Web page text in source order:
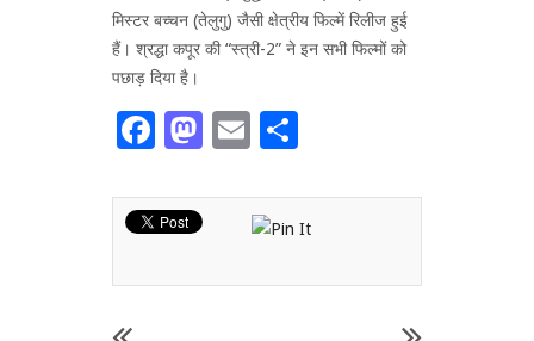
मिस्टर बच्चन (तेलुगु) जैसी क्षेत्रीय फिल्में रिलीज हुई
हैं। श्रद्धा कपूर की “स्त्री-2” ने इन सभी फिल्मों को
पछाड़ दिया है।
Facebook
Mastodon
Email